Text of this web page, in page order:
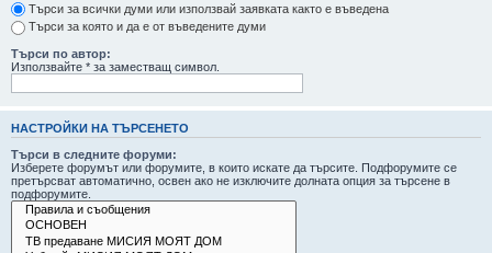
Търси за всички думи или използвай заявката както е въведена
Търси за която и да е от въведените думи
Търси по автор:
Използвайте * за заместващ символ.
НАСТРОЙКИ НА ТЪРСЕНЕТО
Търси в следните форуми:
Изберете форумът или форумите, в които искате да търсите. Подфорумите се
претърсват автоматично, освен ако не изключите долната опция за търсене в
подфорумите.